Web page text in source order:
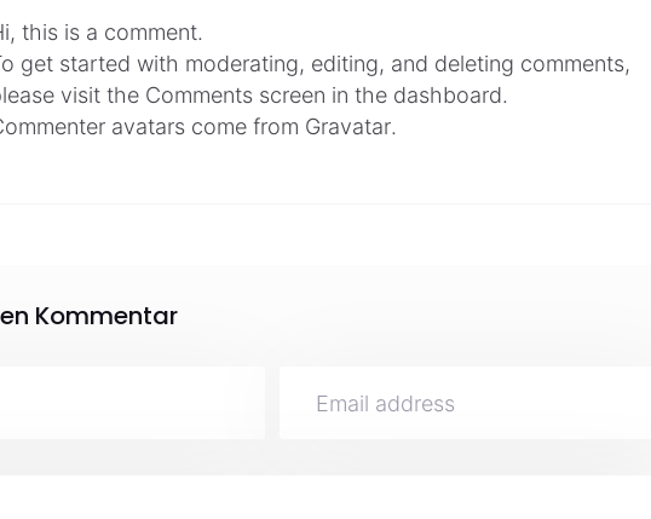
this is a comment.
get started with moderating, editing, and deleting comments,
visit the Comments screen in the dashboard.
avatars come from Gravatar.
Kommentar